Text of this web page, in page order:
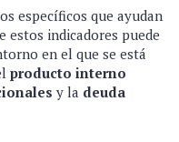
específicos que ayudan
estos indicadores puede
en el que se está
producto interno
y la deuda